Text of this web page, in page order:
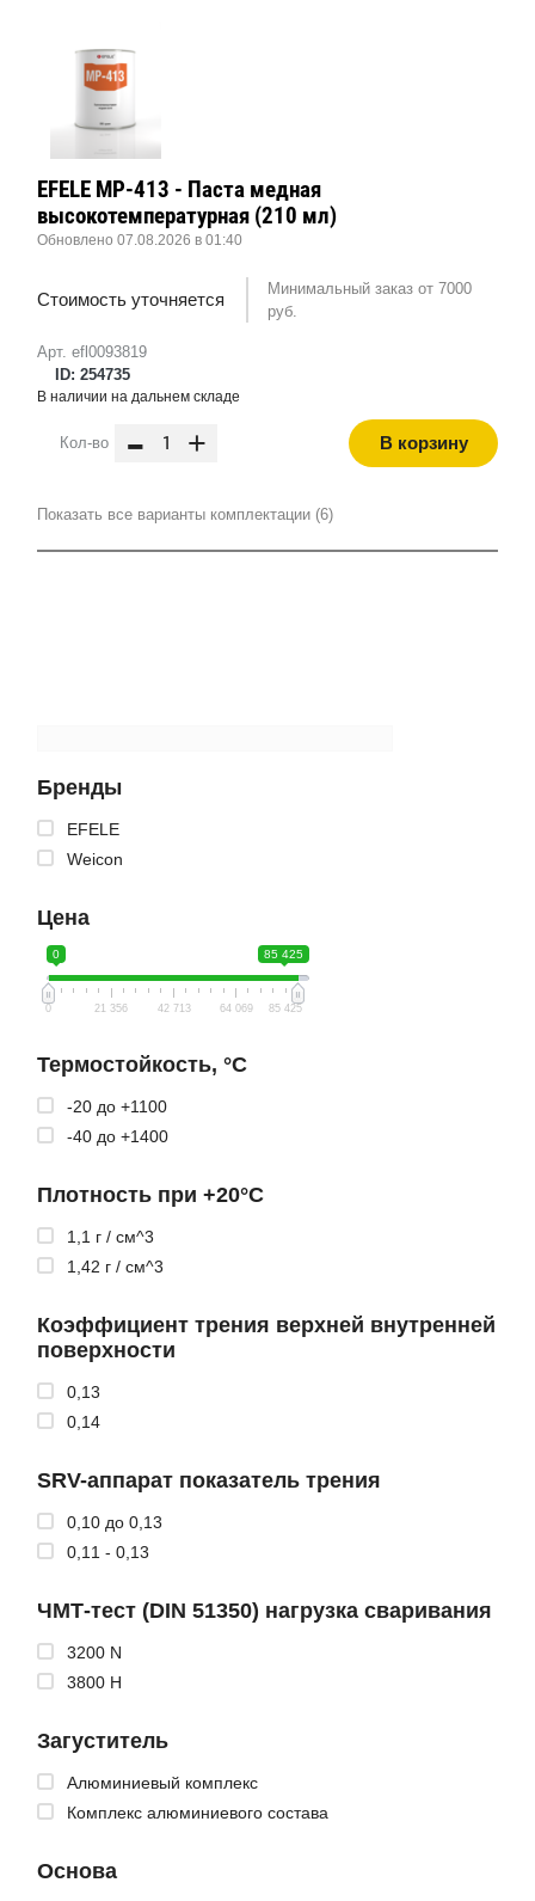
Бренды
EFELE
Weicon
Цена
0 85 425
0 21 356 42 713 64 069 85 425
Термостойкость, °C
-20 до +1100
-40 до +1400
Плотность при +20°C
1,1 г / см^3
1,42 г / см^3
Коэффициент трения верхней внутренней
поверхности
0,13
0,14
SRV-аппарат показатель трения
0,10 до 0,13
0,11 - 0,13
ЧМТ-тест (DIN 51350) нагрузка сваривания
3200 N
3800 Н
Загуститель
Алюминиевый комплекс
Комплекс алюминиевого состава
Основа
Арт. efl0093819
ID: 254735
EFELE MP-413 - Паста медная
высокотемпературная (210 мл)
Обновлено 07.08.2026 в 01:40
Стоимость уточняется
Минимальный заказ от 7000
руб.
В наличии на дальнем складе
Кол-во - + В корзину
Показать все варианты комплектации (6)